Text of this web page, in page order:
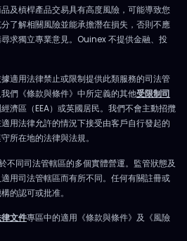
及槓桿產品交易具有高度風險，可能導致您
了解相關風險並能承擔潛在損失，否則不應
求獨立專業意見。Ouinex 不提供金融、投
適用法律禁止或限制提供此類服務的司法管
們《條款與條件》中所定義的其他受限制司
濟區（EEA）或英國居民。我們不會主動招攬
用法律允許的情況下接受由客戶自行發起的
所在地的法律與法規。
不同司法管轄區的多個實體營運。監管狀態及
用司法管轄區而有所不同。任何有關註冊或
的認可或批准。
文件專區中的適用《條款與條件》及《風險